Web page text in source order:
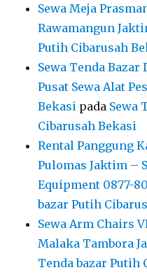
Sewa Meja
Rawamangun
Putih Cibarusah
Sewa Tenda
Pusat Sewa Alat
Bekasi pada Sewa
Cibarusah Bekasi
Rental Panggung
Pulomas Jaktim –
Equipment 0877-
bazar Putih
Sewa Arm Chairs
Malaka Tambora
Tenda bazar Putih